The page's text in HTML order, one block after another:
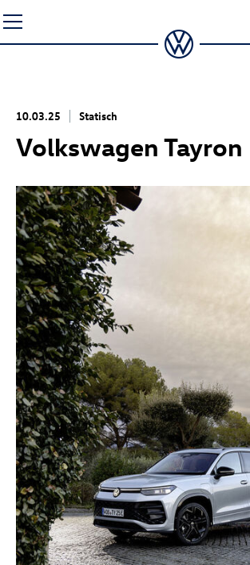
Seiteninhalt
springen
10.03.25 Statisch
Volkswagen Tayron